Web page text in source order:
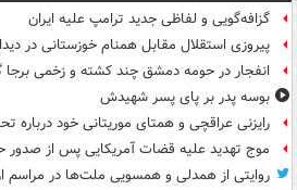
گزافه‌گویی و لفاظی جدید ترامپ علیه ایران
پیروزی استقلال مقابل همنام خوزستانی در
انفجار در حومه دمشق چند کشته و زخمی
بوسه‌ پدر بر پای پسر شهیدش
رایزنی عراقچی و همتای موریتانی خود درباره
موج تهدید علیه قضات آمریکایی پس از صدور
روایتی از همدلی و همسویی ملت‌ها در مراسم